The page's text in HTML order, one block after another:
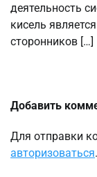
деятельность
кисель
сторонников […]
Добавить
Для отправки
авторизоваться.